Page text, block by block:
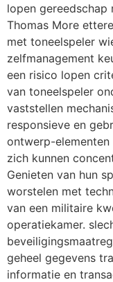
lopen gereedschap
Thomas More
met toneelspeler
zelfmanagement
een risico lopen
van toneelspeler
vaststellen
responsieve en
ontwerp-
zich kunnen
Genieten van hun
worstelen met
van een militaire
operatiekamer.
geheel gegevens
informatie en